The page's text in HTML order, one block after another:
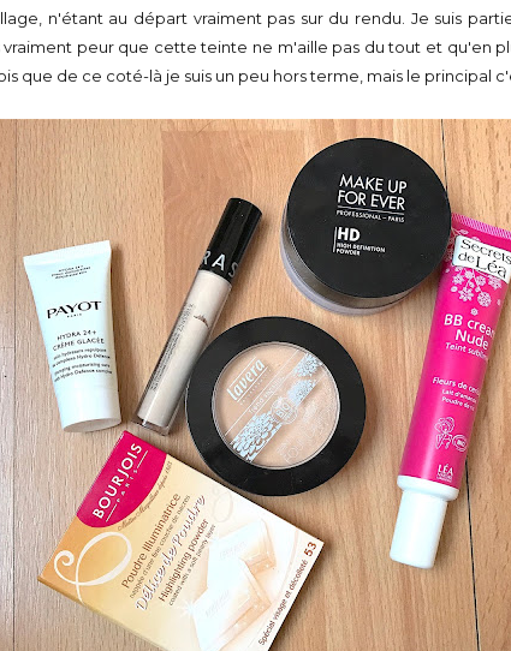
n'étant au départ vraiment pas sur du rendu. Je suis
peur que cette teinte ne m'aille pas du tout et qu'en
que de ce coté-là je suis un peu hors terme, mais le principal